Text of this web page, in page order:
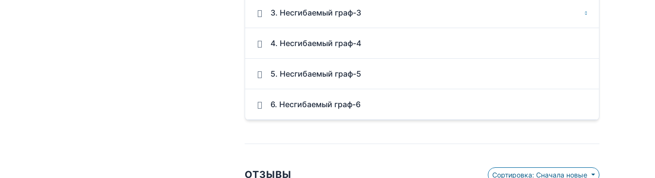
3. Несгибаемый граф-3
4. Несгибаемый граф-4
5. Несгибаемый граф-5
6. Несгибаемый граф-6
ОТЗЫВЫ Сортировка: Сначала новые